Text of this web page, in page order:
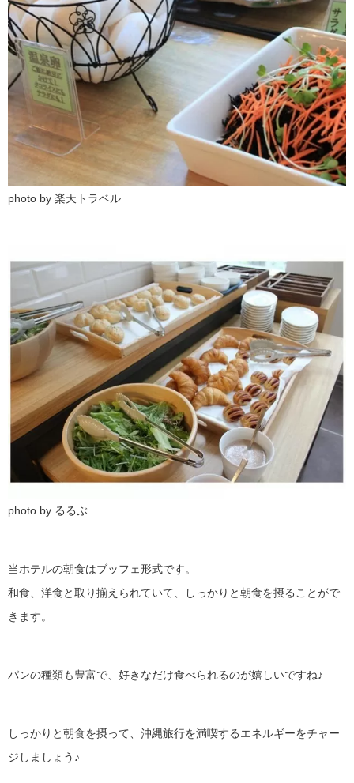
photo by 楽天トラベル
photo by るるぶ
当ホテルの朝食はブッフェ形式です。
和食、洋食と取り揃えられていて、しっかりと朝食を摂ることがで
きます。
パンの種類も豊富で、好きなだけ食べられるのが嬉しいですね♪
しっかりと朝食を摂って、沖縄旅行を満喫するエネルギーをチャー
ジしましょう♪